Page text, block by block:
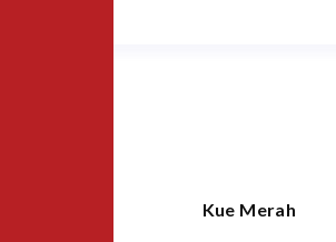
Kue Merah